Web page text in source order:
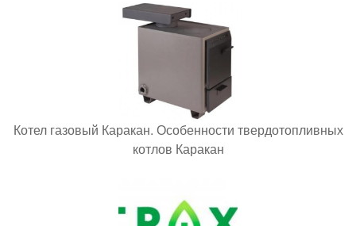
Котел газовый Каракан. Особенности твердотопливных
котлов Каракан